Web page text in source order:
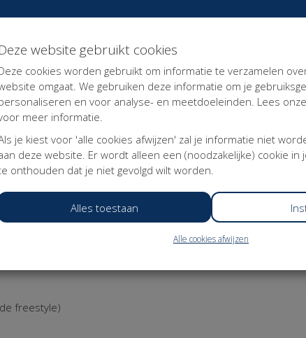
euro en we verwachten zo’n 150 bezoekers. Om quitte
persoon opleveren.
je aanwezigheid, kennis & netwerk zijn je kapitaal
doneer dan minimaal € 33,33
dan minimaal € 66,66
doneer dan minimaal € 99,99
warm hart toe en wil je mini-Medestander worden? Doneer dan
op deze pagina.Wil je een factuur, dan komt er BTW bij.
de Werkvereniging worden? Wat tof! Kies dan voor die optie.
van bijdragen, dan zijn we daar heel benieuwd naar. Mail je
Modern Werkende’ quiz
freestyle)
Deze website gebruikt cookies
cookies worden gebruikt om informatie te verzamelen
omgaat. We gebruiken deze informatie om je
en voor analyse- en meetdoeleinden. Lees onze
meer informatie.
je kiest voor 'alle cookies afwijzen' zal je informatie niet
deze website. Er wordt alleen een (noodzakelijke) cookie in
onthouden dat je niet gevolgd wilt worden.
Alles toestaan
Alle cookies afwijzen